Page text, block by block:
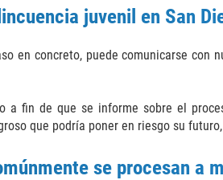
juvenil en San
en concreto, puede comunicarse con
a fin de que se informe sobre el
que podría poner en riesgo su
se procesan a